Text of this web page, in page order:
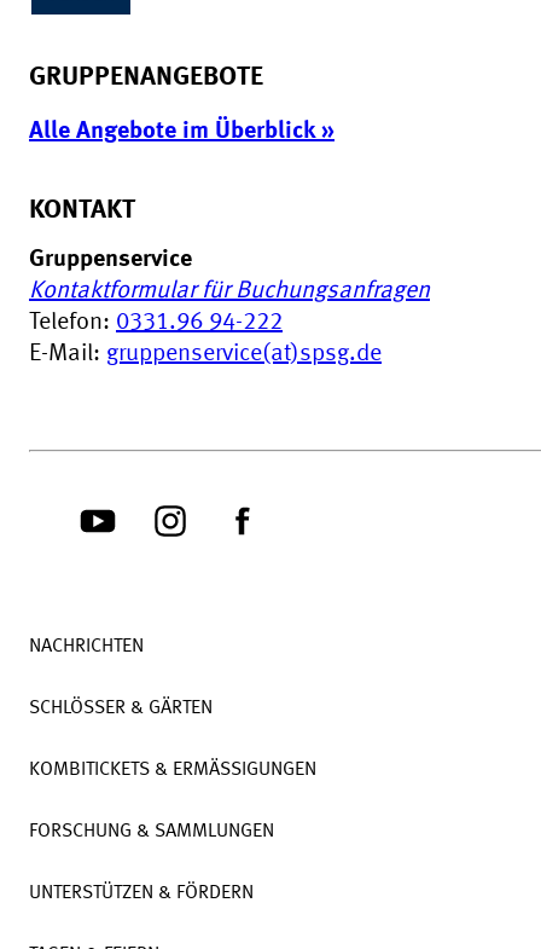
GRUPPENANGEBOTE
Alle Angebote im Überblick »
KONTAKT
Gruppenservice
Kontaktformular für Buchungsanfragen
Telefon: 0331.96 94-222
E-Mail: gruppenservice(at)spsg.de
NACHRICHTEN
SCHLÖSSER & GÄRTEN
KOMBITICKETS & ERMÄSSIGUNGEN
FORSCHUNG & SAMMLUNGEN
UNTERSTÜTZEN & FÖRDERN